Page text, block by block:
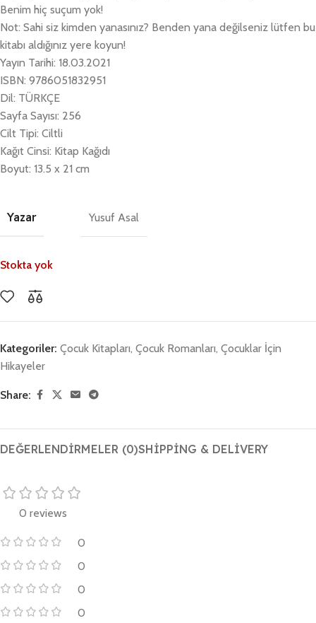
Benim hiç suçum yok!
Not: Sahi siz kimden yanasınız? Benden yana değilseniz lütfen bu
kitabı aldığınız yere koyun!
Yayın Tarihi: 18.03.2021
ISBN: 9786051832951
Dil: TÜRKÇE
Sayfa Sayısı: 256
Cilt Tipi: Ciltli
Kağıt Cinsi: Kitap Kağıdı
Boyut: 13.5 x 21 cm
Yazar Yusuf Asal
Stokta yok
Kategoriler: Çocuk Kitapları, Çocuk Romanları, Çocuklar İçin
Hikayeler
Share:
DEĞERLENDIRMELER (0)SHIPPING & DELIVERY
0 reviews
0
0
0
0